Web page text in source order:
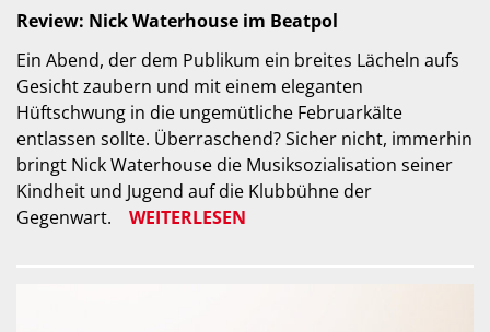
Review: Nick Waterhouse im Beatpol
Ein Abend, der dem Publikum ein breites Lächeln aufs
Gesicht zaubern und mit einem eleganten
Hüftschwung in die ungemütliche Februarkälte
entlassen sollte. Überraschend? Sicher nicht, immerhin
bringt Nick Waterhouse die Musiksozialisation seiner
Kindheit und Jugend auf die Klubbühne der
Gegenwart.
WEITERLESEN